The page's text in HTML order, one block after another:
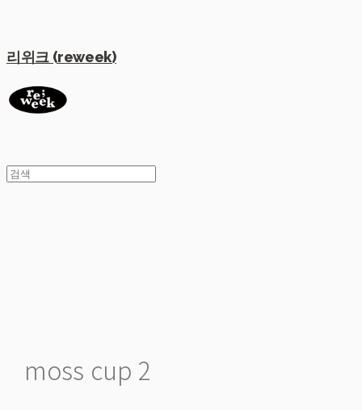
리위크 (reweek)
moss cup 2